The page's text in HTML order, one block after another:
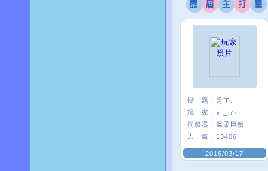
標 題： 乏了.
玩 家： ㎡_㎡·
伺服器： 溫柔巨蟹
人 氣： 13406
2016/03/17